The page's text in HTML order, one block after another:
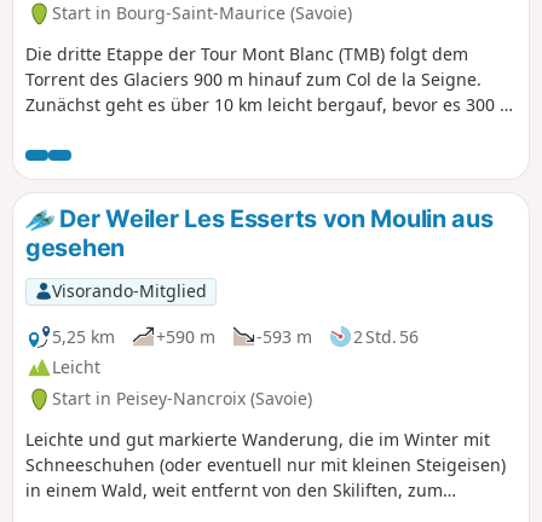
Start in Bourg-Saint-Maurice (Savoie)
Die dritte Etappe der Tour Mont Blanc (TMB) folgt dem
Torrent des Glaciers 900 m hinauf zum Col de la Seigne.
Zunächst geht es über 10 km leicht bergauf, bevor es 300 m
klassischer Fernwanderweg, der um den Mont Blanc
herumführt, von Frankreich nach Italien und durch die
Schweiz verläuft, bevor er wieder nach Frankreich
zurückkehrt.
Der Weiler Les Esserts von Moulin aus
gesehen
Visorando-Mitglied
5,25 km
+590 m -593 m
2 Std. 56
Leicht
Start in Peisey-Nancroix (Savoie)
Leichte und gut markierte Wanderung, die im Winter mit
Schneeschuhen (oder eventuell nur mit kleinen Steigeisen)
in einem Wald, weit entfernt von den Skiliften, zum